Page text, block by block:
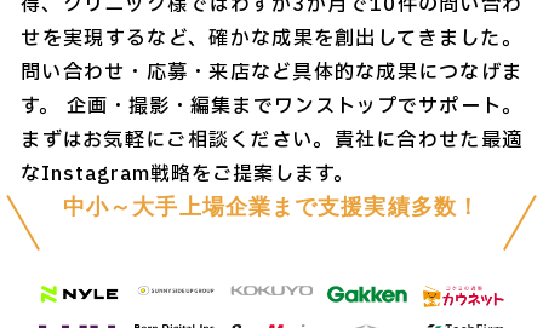
せを実現するなど、確かな成果を創出してきました。
問い合わせ・応募・来店など具体的な成果につなげま
す。 企画・撮影・編集までワンストップでサポート。
まずはお気軽にご相談ください。貴社に合わせた最適
なInstagram戦略をご提案します。
中小～大手上場企業まで支援実績多数！